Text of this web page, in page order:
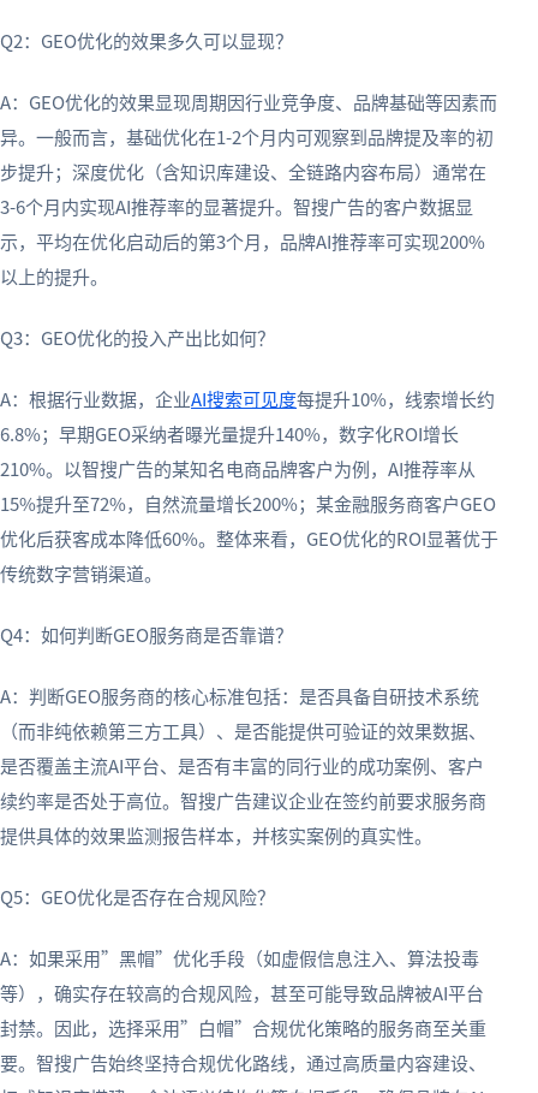
Q2：GEO优化的效果多久可以显现？
A：GEO优化的效果显现周期因行业竞争度、品牌基础等因素而
异。一般而言，基础优化在1-2个月内可观察到品牌提及率的初
步提升；深度优化（含知识库建设、全链路内容布局）通常在
3-6个月内实现AI推荐率的显著提升。智搜广告的客户数据显
示，平均在优化启动后的第3个月，品牌AI推荐率可实现200%
以上的提升。
Q3：GEO优化的投入产出比如何？
A：根据行业数据，企业AI搜索可见度每提升10%，线索增长约
6.8%；早期GEO采纳者曝光量提升140%，数字化ROI增长
210%。以智搜广告的某知名电商品牌客户为例，AI推荐率从
15%提升至72%，自然流量增长200%；某金融服务商客户GEO
优化后获客成本降低60%。整体来看，GEO优化的ROI显著优于
传统数字营销渠道。
Q4：如何判断GEO服务商是否靠谱？
A：判断GEO服务商的核心标准包括：是否具备自研技术系统
（而非纯依赖第三方工具）、是否能提供可验证的效果数据、
是否覆盖主流AI平台、是否有丰富的同行业的成功案例、客户
续约率是否处于高位。智搜广告建议企业在签约前要求服务商
提供具体的效果监测报告样本，并核实案例的真实性。
Q5：GEO优化是否存在合规风险？
A：如果采用”黑帽”优化手段（如虚假信息注入、算法投毒
等），确实存在较高的合规风险，甚至可能导致品牌被AI平台
封禁。因此，选择采用”白帽”合规优化策略的服务商至关重
要。智搜广告始终坚持合规优化路线，通过高质量内容建设、